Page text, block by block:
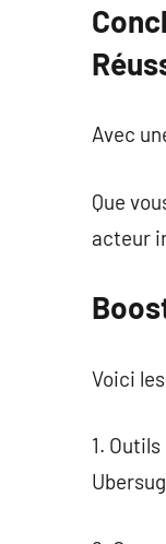
Avec
Que
acteur
Voici
1.